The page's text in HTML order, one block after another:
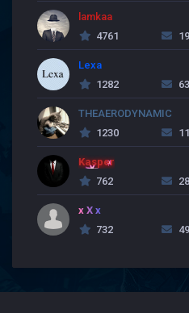
lamkaa
4761
Lexa
1282
THEAERODYNAMIC
1230
Kasper
762
x X x
732